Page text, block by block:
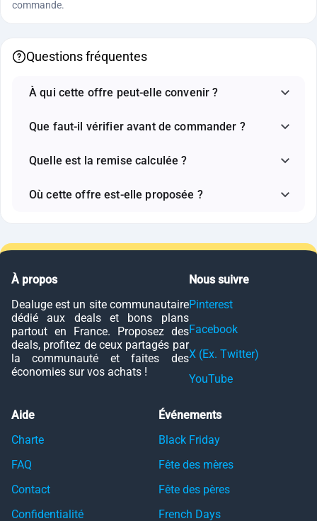
commande.
Questions fréquentes
À qui cette offre peut-elle convenir ?
Que faut-il vérifier avant de commander ?
Quelle est la remise calculée ?
Où cette offre est-elle proposée ?
À propos
Dealuge est un site communautaire
dédié aux deals et bons plans
partout en France. Proposez des
deals, profitez de ceux partagés par
la communauté et faites des
économies sur vos achats !
Nous suivre
Pinterest
Facebook
X (Ex. Twitter)
YouTube
Aide
Charte
FAQ
Contact
Confidentialité
Événements
Black Friday
Fête des mères
Fête des pères
French Days